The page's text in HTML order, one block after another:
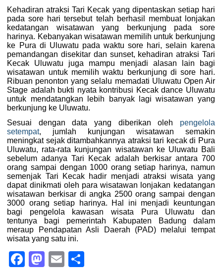
Kehadiran atraksi Tari Kecak yang dipentaskan setiap hari
pada sore hari tersebut telah berhasil membuat lonjakan
kedatangan wisatawan yang berkunjung pada sore
harinya. Kebanyakan wisatawan memilih untuk berkunjung
ke Pura di Uluwatu pada waktu sore hari, selain karena
pemandangan disekitar dan sunset, kehadiran atraksi Tari
Kecak Uluwatu juga mampu menjadi alasan lain bagi
wisatawan untuk memilih waktu berkunjung di sore hari.
Ribuan penonton yang selalu memadati Uluwatu Open Air
Stage adalah bukti nyata kontribusi Kecak dance Uluwatu
untuk mendatangkan lebih banyak lagi wisatawan yang
berkunjung ke Uluwatu.
Sesuai dengan data yang diberikan oleh pengelola
setempat, jumlah kunjungan wisatawan semakin
meningkat sejak ditambahkannya atraksi tari kecak di Pura
Uluwatu, rata-rata kunjungan wisatawan ke Uluwatu Bali
sebelum adanya Tari Kecak adalah berkisar antara 700
orang sampai dengan 1000 orang setiap harinya, namun
semenjak Tari Kecak hadir menjadi atraksi wisata yang
dapat dinikmati oleh para wisatawan lonjakan kedatangan
wisatawan berkisar di angka 2500 orang sampai dengan
3000 orang setiap harinya. Hal ini menjadi keuntungan
bagi pengelola kawasan wisata Pura Uluwatu dan
tentunya bagi pemerintah Kabupaten Badung dalam
meraup Pendapatan Asli Daerah (PAD) melalui tempat
wisata yang satu ini.
Facebook
Mastodon
Email